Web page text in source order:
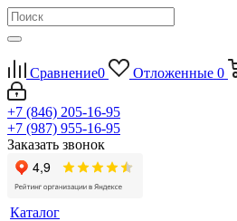
Сравнение0 Отложенные 0
+7 (846) 205-16-95
+7 (987) 955-16-95
Заказать звонок
Каталог